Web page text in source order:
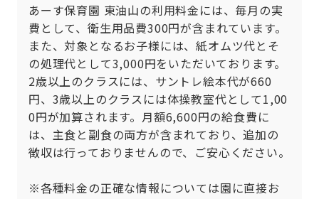
あーす保育園 東油山の利用料金には、毎月の実
費として、衛生用品費300円が含まれています。
また、対象となるお子様には、紙オムツ代とそ
の処理代として3,000円をいただいております。
2歳以上のクラスには、サントレ絵本代が660
円、3歳以上のクラスには体操教室代として1,00
0円が加算されます。月額6,600円の給食費に
は、主食と副食の両方が含まれており、追加の
徴収は行っておりませんので、ご安心ください。
※各種料金の正確な情報については園に直接お